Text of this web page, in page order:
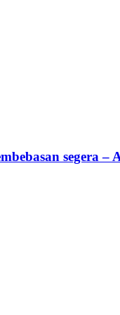
segera –